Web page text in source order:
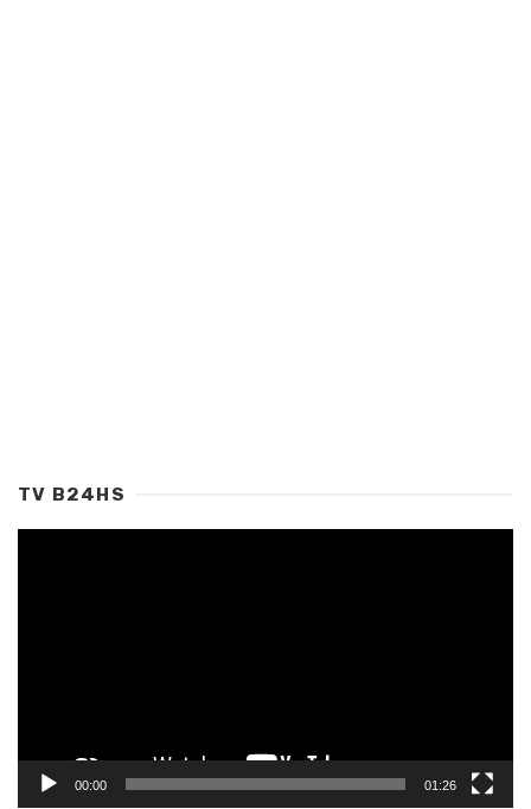
TV B24HS
00:00 01:26